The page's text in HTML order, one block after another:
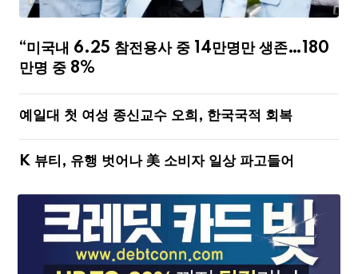
“미국내 6.25 참전용사 중 14만명만 생존…180
만명 중 8%
예일대 첫 여성 종신교수 오희, 한국국적 회복
K 뷰티, 유행 벗어나 美 소비자 일상 파고들어